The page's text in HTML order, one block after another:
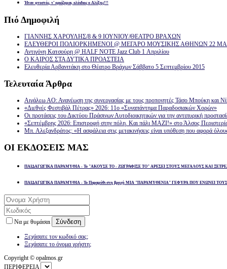
Ήταν φτυστός, τ’ ορκίζομαι, ολόιδιος ο Αλέξης!!!
Πιό Δημοφιλή
ΓΙΑΝΝΗΣ ΧΑΡΟΥΛΗΣ/8 & 9 ΙΟΥΝΙΟΥ/ΘΕΑΤΡΟ ΒΡΑΧΩΝ
ΕΛΕΥΘΕΡΟΙ ΠΟΛΙΟΡΚΗΜΕΝΟΙ @ ΜΕΓΑΡΟ ΜΟΥΣΙΚΗΣ ΑΘΗΝΩΝ 22
Αντιγόνη Κατσούρη @ HALF NOTE Jazz Club 1 Απριλίου
Ο ΚΑΙΡΟΣ ΣΤΑ ΔΥΤΙΚΑ ΠΡΟΑΣΤΕΙΑ
Ελευθερία Αρβανιτάκη στο Θέατρο Βράχων Σάββατο 5 Σεπτεμβρίου 2015
Τελευταία Άρθρα
Αιγάλεω ΑΟ: Ανανέωση της συνεργασίας με τους προπονητές Τάσο Μπούκη και
«Διεθνές Φεστιβάλ Πέτρας» 2026: 11ο «Συναπάντημα Παραδοσιακών Χορών»
Οι προτάσεις του Δικτύου Πράσινων Αυτοδιοικητικών για την αντιπυρική
«Σεπτέμβρης 2026: Επιστροφή στην πόλη. Και πάλι ΜΑΖΙ!» στο Άλσος
Μπ. Αλεξανδράτος: «Η ασφάλεια στις μετακινήσεις είναι υπόθεση που αφορά
ΟΙ ΕΚΔΟΣΕΙΣ ΜΑΣ
ΠΑΙΔΑΓΩΓΙΚΑ ΠΑΡΑΜΥΘΙΑ - Το "ΑΚΟΥΣΕ ΤΟ - ΖΩΓΡΑΦΙΣΕ ΤΟ" ΑΡΕΣΕΙ ΣΤΟΥΣ ΜΕΓΑΛΟΥΣ ΚΑΙ
ΠΑΙΔΑΓΩΓΙΚΑ ΠΑΡΑΜΥΘΙΑ - Το Παραμύθι στη βροχή ΜΙΑ "ΠΑΡΑΜΥΘΕΝΙΑ" ΓΕΦΥΡΑ ΠΟΥ ΕΝΩΝΕΙ
Να με θυμάσαι Σύνδεση
Ξεχάσατε τον κωδικό σας;
Ξεχάσατε το όνομα χρήστη;
Copyright © opalmos.gr
ΠΕΡΙΦΕΡΕΙΑ